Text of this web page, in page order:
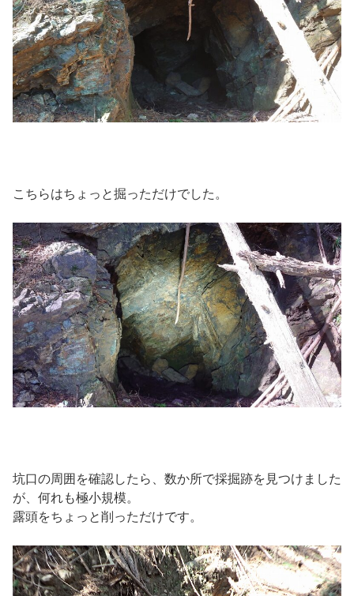
こちらはちょっと掘っただけでした。
坑口の周囲を確認したら、数か所で採掘跡を見つけました
が、何れも極小規模。
露頭をちょっと削っただけです。